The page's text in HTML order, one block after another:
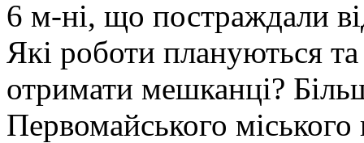
6 м-ні, що постраждали
Які роботи плануються
отримати мешканці?
Первомайського